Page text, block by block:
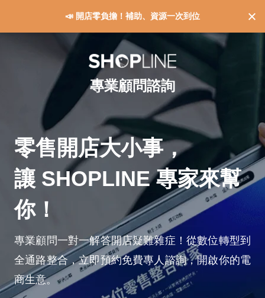
📣 開店零負擔！補助、資源一次到位
專業顧問諮詢
零售開店大小事，
讓 SHOPLINE 專家來幫
你！
專業顧問一對一解答開店疑難雜症！從數位轉型到
全通路整合，立即預約免費專人諮詢，開啟你的電
商生意。